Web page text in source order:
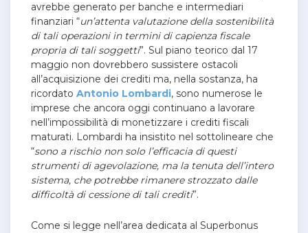
avrebbe generato per banche e intermediari
finanziari “un’attenta valutazione della sostenibilità
di tali operazioni in termini di capienza fiscale
propria di tali soggetti”. Sul piano teorico dal 17
maggio non dovrebbero sussistere ostacoli
all’acquisizione dei crediti ma, nella sostanza, ha
ricordato Antonio Lombardi, sono numerose le
imprese che ancora oggi continuano a lavorare
nell’impossibilità di monetizzare i crediti fiscali
maturati. Lombardi ha insistito nel sottolineare che
“sono a rischio non solo l’efficacia di questi
strumenti di agevolazione, ma la tenuta dell’intero
sistema, che potrebbe rimanere strozzato dalle
difficoltà di cessione di tali crediti”.
Come si legge nell’area dedicata al Superbonus